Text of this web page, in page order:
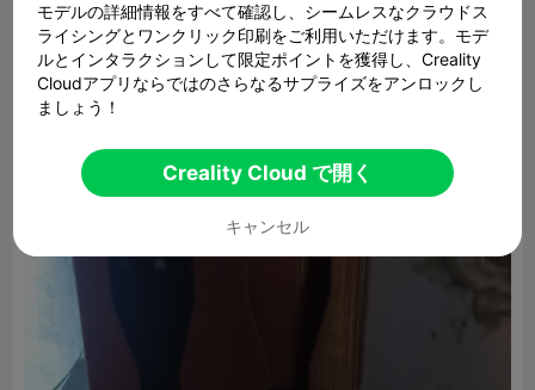
モデルの詳細情報をすべて確認し、シームレスなクラウドス
ライシングとワンクリック印刷をご利用いただけます。モデ
ルとインタラクションして限定ポイントを獲得し、Creality
Cloudアプリならではのさらなるサプライズをアンロックし
ましょう！
Creality Cloud で開く
キャンセル